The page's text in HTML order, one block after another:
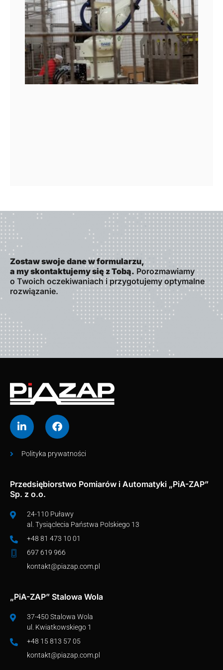
Zostaw swoje dane w formularzu,
a my skontaktujemy się z Tobą. Porozmawiamy
o Twoich oczekiwaniach i przygotujemy optymalne
rozwiązanie.
Polityka prywatności
Przedsiębiorstwo Pomiarów i Automatyki „PiA-ZAP”
Sp. z o.o.
24-110 Puławy
al. Tysiąclecia Państwa Polskiego 13
+48 81 473 10 01
697 619 966
kontakt@piazap.com.pl
„PiA-ZAP” Stalowa Wola
37-450 Stalowa Wola
ul. Kwiatkowskiego 1
+48 15 813 57 05
kontakt@piazap.com.pl